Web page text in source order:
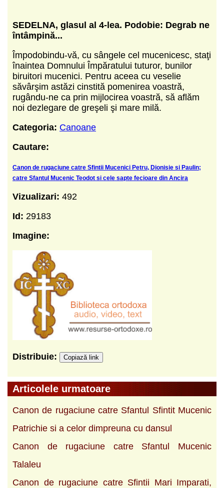
SEDELNA, glasul al 4-lea. Podobie: Degrab ne
întâmpină...
Împodobindu-vă, cu sângele cel mucenicesc, staţi
înaintea Domnului Împăratului tuturor, bunilor
biruitori mucenici. Pentru aceea cu veselie
săvârşim astăzi cinstită pomenirea voastră,
rugându-ne ca prin mijlocirea voastră, să aflăm
noi dezlegare de greşeli şi mare milă.
Categoria: Canoane
Cautare:
Canon de rugaciune catre Sfintii Mucenici Petru, Dionisie si Paulin;
catre Sfantul Mucenic Teodot si cele sapte fecioare din Ancira
Vizualizari: 492
Id: 29183
Imagine:
Distribuie: Copiază link
Articolele urmatoare
Canon de rugaciune catre Sfantul Sfintit Mucenic
Patrichie si a celor dimpreuna cu dansul
Canon de rugaciune catre Sfantul Mucenic
Talaleu
Canon de rugaciune catre Sfintii Mari Imparati,